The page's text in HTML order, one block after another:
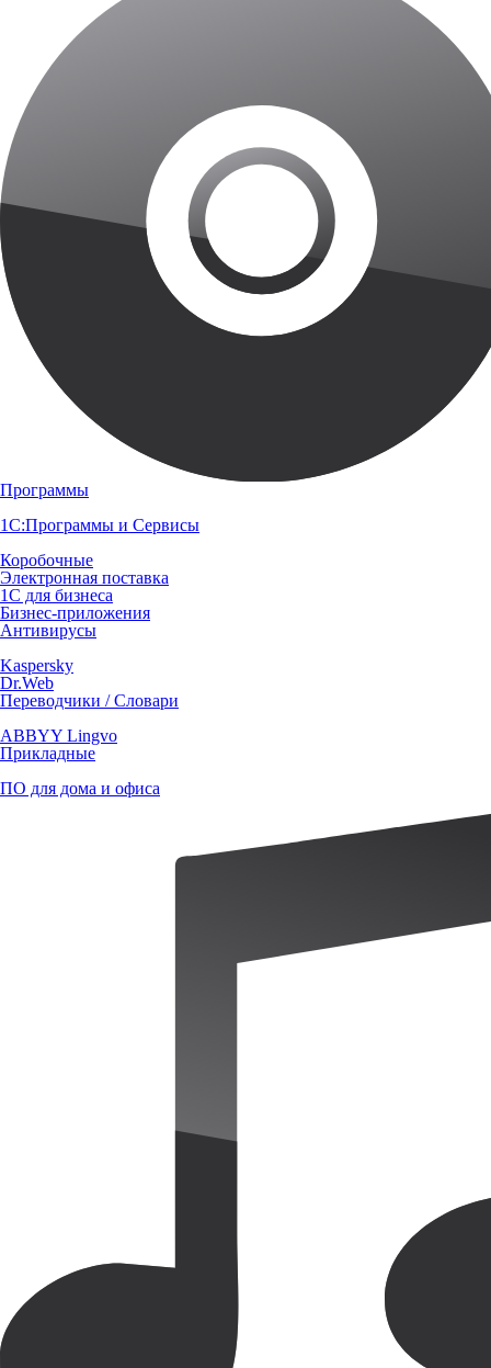
Программы
1С:Программы и Сервисы
Коробочные
Электронная поставка
1С для бизнеса
Бизнес-приложения
Антивирусы
Kaspersky
Dr.Web
Переводчики / Словари
ABBYY Lingvo
Прикладные
ПО для дома и офиса